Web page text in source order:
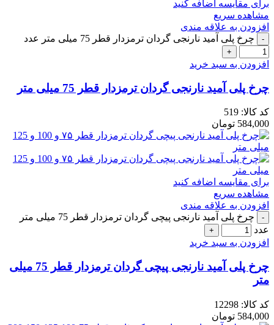
برای مقایسه اضافه کنید
مشاهده سریع
افزودن به علاقه مندی
چرخ پلی آمید نارنجی گردان ترمزدار قطر 75 میلی متر عدد
افزودن به سبد خرید
چرخ پلی آمید نارنجی گردان ترمزدار قطر 75 میلی متر
کد کالا: 519
584,000 تومان
برای مقایسه اضافه کنید
مشاهده سریع
افزودن به علاقه مندی
چرخ پلی آمید نارنجی پیچی گردان ترمزدار قطر 75 میلی متر
عدد
افزودن به سبد خرید
چرخ پلی آمید نارنجی پیچی گردان ترمزدار قطر 75 میلی
متر
کد کالا: 12298
584,000 تومان